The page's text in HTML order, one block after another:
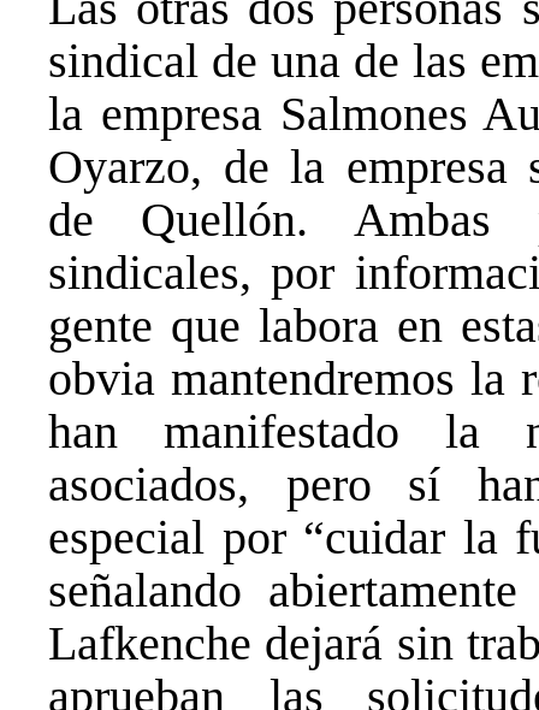
sindical de una de las
la empresa Salmones
Oyarzo, de la empresa
de Quellón. Ambas
sindicales, por
gente que labora en
obvia mantendremos la
han manifestado la
asociados, pero sí
especial por “cuidar la
señalando
Lafkenche dejará sin
aprueban las